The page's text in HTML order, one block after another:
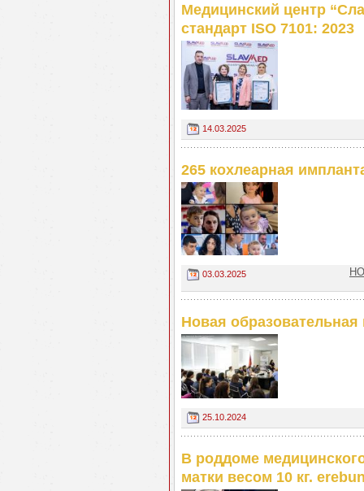
Медицинский центр
стандарт ISO 7101: 2023
14.03.2025
265 кохлеарная
03.03.2025
Новая
25.10.2024
В роддоме
матки весом 10 кг.